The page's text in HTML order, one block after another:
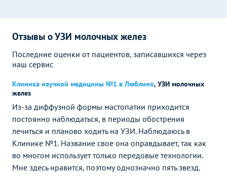
Отзывы о УЗИ молочных желез
Последние оценки от пациентов, записавшихся через
наш сервис
Клиника научной медицины №1 в Люблино, УЗИ молочных
желез
Из-за диффузной формы мастопатии приходится
постоянно наблюдаться, в периоды обострения
лечиться и планово ходить на УЗИ. Наблюдаюсь в
Клинике №1. Название свое она оправдывает, так как
во многом использует только передовые технологии.
Мне здесь нравится, поэтому однозначно пять звезд.